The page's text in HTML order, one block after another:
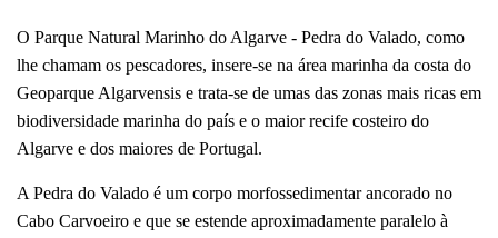
O Parque Natural Marinho do Algarve - Pedra do Valado, como
lhe chamam os pescadores, insere-se na área marinha da costa do
Geoparque Algarvensis e trata-se de umas das zonas mais ricas em
biodiversidade marinha do país e o maior recife costeiro do
Algarve e dos maiores de Portugal.
A Pedra do Valado é um corpo morfossedimentar ancorado no
Cabo Carvoeiro e que se estende aproximadamente paralelo à